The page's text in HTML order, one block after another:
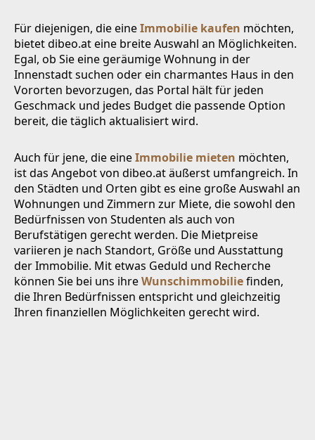
Für diejenigen, die eineImmobilie kaufen möchten,
bietet dibeo.at eine breite Auswahl an Möglichkeiten.
Egal, ob Sie eine geräumige Wohnung in der
Innenstadt suchen oder ein charmantes Haus in den
Vororten bevorzugen, das Portal hält für jeden
Geschmack und jedes Budget die passende Option
bereit, die täglich aktualisiert wird.
Auch für jene, die eineImmobilie mieten möchten,
ist das Angebot von dibeo.at äußerst umfangreich. In
den Städten und Orten gibt es eine große Auswahl an
Wohnungen und Zimmern zur Miete, die sowohl den
Bedürfnissen von Studenten als auch von
Berufstätigen gerecht werden. Die Mietpreise
variieren je nach Standort, Größe und Ausstattung
der Immobilie. Mit etwas Geduld und Recherche
können Sie bei uns ihreWunschimmobiliefinden,
die Ihren Bedürfnissen entspricht und gleichzeitig
Ihren finanziellen Möglichkeiten gerecht wird.